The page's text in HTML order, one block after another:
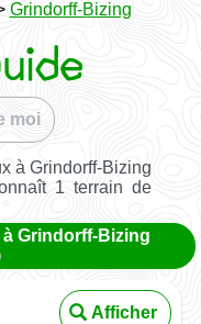
Grindorff-Bizing
moi
à Grindorff-Bizing
1 terrain de
Grindorff-Bizing
Afficher